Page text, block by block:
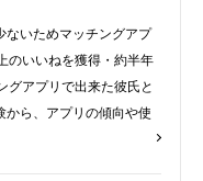
ーヌーン）：累計マ
ユーザーは警告ま
ないためマッチングアプ
のいいねを獲得・約半年
グアプリで出来た彼氏と
から、アプリの傾向や使